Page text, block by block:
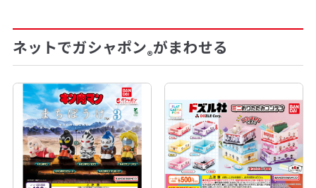
ネットでガシャポン®がまわせる